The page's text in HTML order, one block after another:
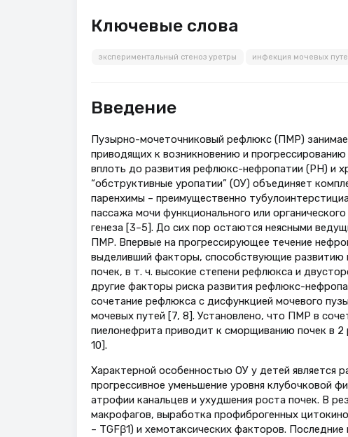
Ключевые слова
экспериментальный стеноз уретры инфекция мочевых
Введение
Пузырно-мочеточниковый рефлюкс (ПМР)
приводящих к возникновению и
вплоть до развития рефлюкс-нефропатии (РН) и
“обструктивные уропатии” (ОУ) объединяет
паренхимы – преимущественно
пассажа мочи функционального или органического
генеза [3–5]. До сих пор остаются неясными
ПМР. Впервые на прогрессирующее течение
выделивший факторы, способствующие развитию
почек, в т. ч. высокие степени рефлюкса и
другие факторы риска развития рефлюкс-
сочетание рефлюкса с дисфункцией мочевого
мочевых путей [7, 8]. Установлено, что ПМР в
пиелонефрита приводит к сморщиванию почек в
10].
Характерной особенностью ОУ у детей является
прогрессивное уменьшение уровня клубочковой
атрофии канальцев и ухудшения роста почек. В
макрофагов, выработка профиброгенных
– TGFβ1) и хемотаксических факторов.